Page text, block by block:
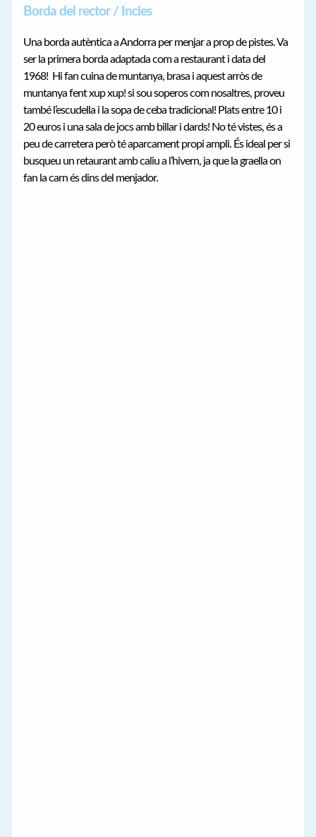
Borda del rector / Incles
Una borda autèntica a Andorra per menjar a prop de pistes. Va
ser la primera borda adaptada com a restaurant i data del
1968! Hi fan cuina de muntanya, brasa i aquest arròs de
muntanya fent xup xup! si sou soperos com nosaltres, proveu
també l’escudella i la sopa de ceba tradicional! Plats entre 10 i
20 euros i una sala de jocs amb billar i dards! No té vistes, és a
peu de carretera però té aparcament propi ampli. És ideal per si
busqueu un retaurant amb caliu a l’hivern, ja que la graella on
fan la carn és dins del menjador.